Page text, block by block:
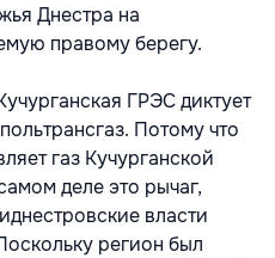
Днестра на
правому берегу.
ГРЭС диктует
Потому что
газ Кучурганской
деле это рычаг,
власти
регион был